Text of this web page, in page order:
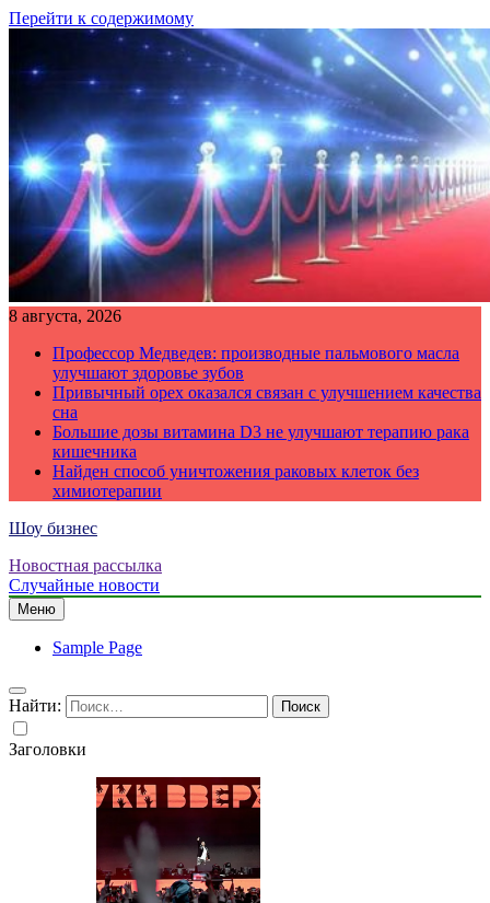
Перейти к содержимому
8 августа, 2026
Профессор Медведев: производные пальмового масла
улучшают здоровье зубов
Привычный орех оказался связан с улучшением качества
сна
Большие дозы витамина D3 не улучшают терапию рака
кишечника
Найден способ уничтожения раковых клеток без
химиотерапии
Шоу бизнес
Новостная рассылка
Случайные новости
Меню
Sample Page
Найти:
Заголовки